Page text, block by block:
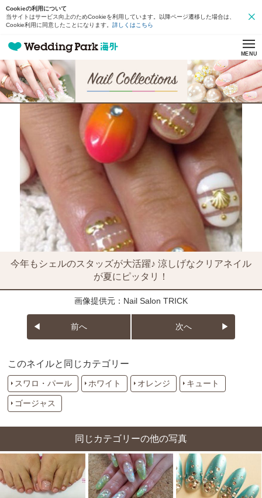
Cookieの利用について
当サイトはサービス向上のためCookieを利用しています。以降ページ遷移した場合は、
Cookie利用に同意したことになります。 詳しくはこちら
MENU
今年もシェルのスタッズが大活躍♪ 涼しげなクリアネイル
が夏にピッタリ！
画像提供元：Nail Salon TRICK
前へ 次へ
このネイルと同じカテゴリー
スワロ・パール ホワイト オレンジ キュート
ゴージャス
同じカテゴリーの他の写真